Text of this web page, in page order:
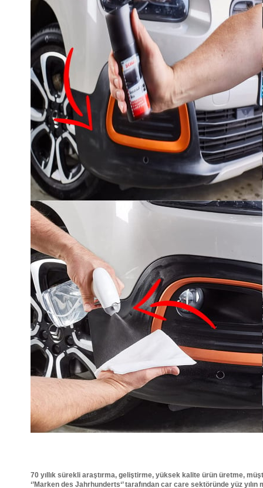
70 yıllık sürekli araştırma, geliştirme, yüksek kalite ürün üretme,
‘’Marken des Jahrhunderts‘’ tarafından car care sektöründe yüz